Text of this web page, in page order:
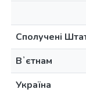
Сполучені
Вʼєтнам
Україна